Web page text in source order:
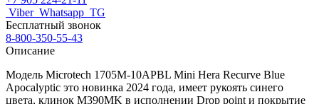
Viber Whatsapp TG
Бесплатный звонок
8-800-350-55-43
Описание
Модель Microtech 1705M-10APBL Mini Hera Recurve Blue
Apocalyptic это новинка 2024 года, имеет рукоять синего
цвета, клинок M390MK в исполнении Drop point и покрытие